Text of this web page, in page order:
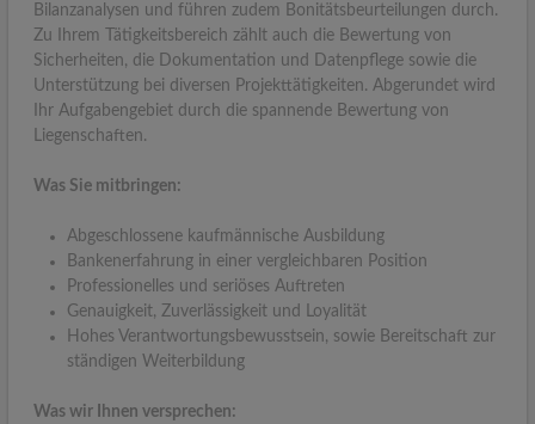
Bilanzanalysen und führen zudem Bonitätsbeurteilungen durch.
Zu Ihrem Tätigkeitsbereich zählt auch die Bewertung von
Sicherheiten, die Dokumentation und Datenpflege sowie die
Unterstützung bei diversen Projekttätigkeiten. Abgerundet wird
Ihr Aufgabengebiet durch die spannende Bewertung von
Liegenschaften.
Was Sie mitbringen:
Abgeschlossene kaufmännische Ausbildung
Bankenerfahrung in einer vergleichbaren Position
Professionelles und seriöses Auftreten
Genauigkeit, Zuverlässigkeit und Loyalität
Hohes Verantwortungsbewusstsein, sowie Bereitschaft zur
ständigen Weiterbildung
Was wir Ihnen versprechen: